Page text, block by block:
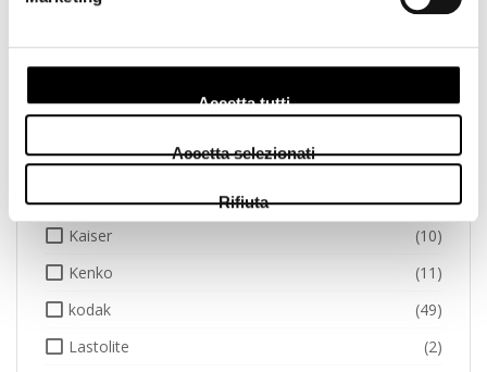
Accetta tutti
Accetta selezionati
Rifiuta
(20)
Ilford
(11)
Joby
(6)
Jupio
(28)
Kaiser
(10)
Kenko
(11)
kodak
(49)
Lastolite
(2)